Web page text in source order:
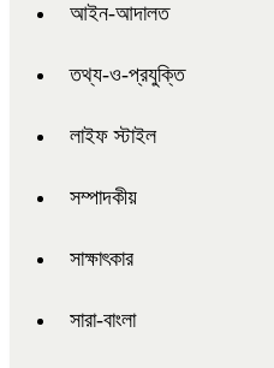
আইন-আদালত
তথ্য-ও-প্রযুক্তি
লাইফ স্টাইল
সম্পাদকীয়
সাক্ষাৎকার
সারা-বাংলা